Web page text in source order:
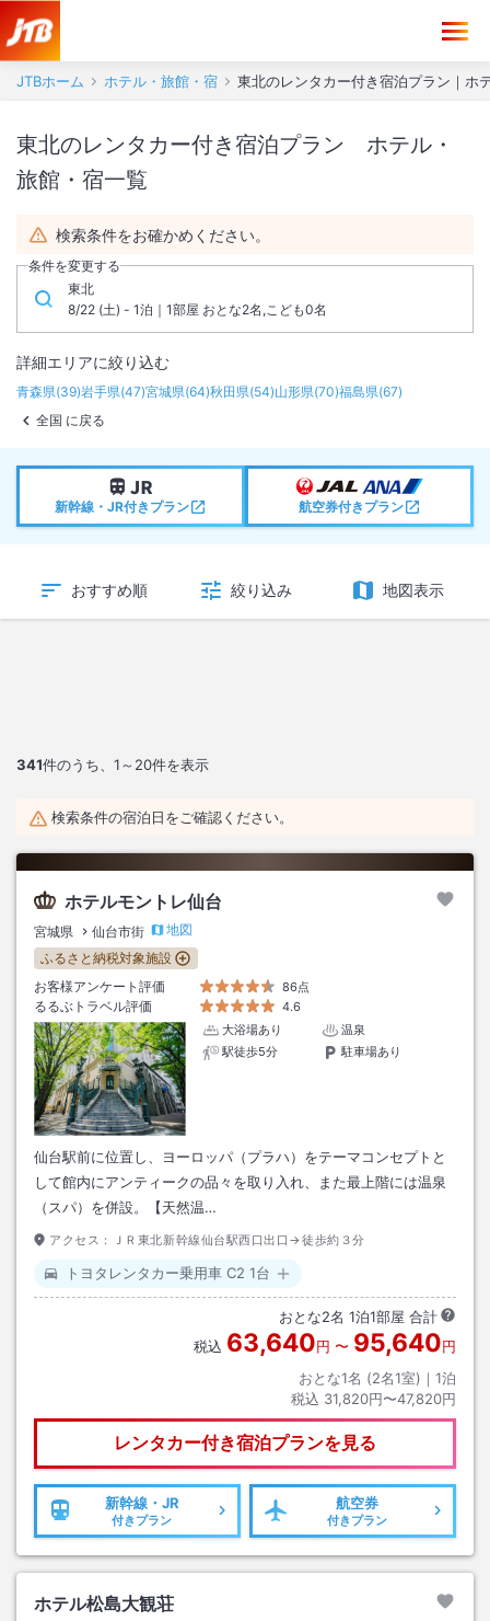
JTBホーム ホテル・旅館・宿 東北のレンタカー付き宿泊プラン｜ホ
東北のレンタカー付き宿泊プラン ホテル・
旅館・宿一覧
検索条件をお確かめください。
条件を変更する
東北
8/22 (土) - 1泊｜1部屋 おとな2名,こども0名
詳細エリアに絞り込む
青森県(39)岩手県(47)宮城県(64)秋田県(54)山形県(70)福島県(67)
全国 に戻る
新幹線・JR付きプラン 航空券付きプラン
おすすめ順 絞り込み 地図表示
341件のうち、 1～20件を表示
検索条件の宿泊日をご確認ください。
ホテルモントレ仙台
宮城県 仙台市街
地図
ふるさと納税対象施設
お客様アンケート評価
86点
るるぶトラベル評価
4.6
大浴場あり
温泉
駅徒歩5分
駐車場あり
仙台駅前に位置し、ヨーロッパ（プラハ）をテーマコンセプトと
して館内にアンティークの品々を取り入れ、また最上階には温泉
（スパ）を併設。【天然温…
アクセス： ＪＲ東北新幹線仙台駅西口出口→徒歩約３分
トヨタレンタカー乗用車 C2 1台
おとな2名 1泊1部屋 合計
税込 63,640円 〜 95,640円
おとな1名 (2名1室)｜ 1泊
税込 31,820円〜47,820円
レンタカー付き宿泊プランを見る
新幹線・JR
付きプラン
航空券
付きプラン
ホテル松島大観荘